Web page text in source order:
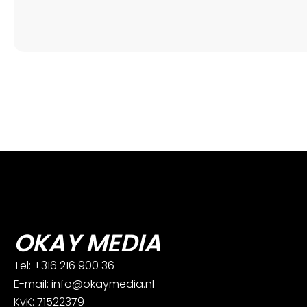
OKAY MEDIA
Tel: +316 216 900 36
E-mail: info@okaymedia.nl
KvK: 71522379